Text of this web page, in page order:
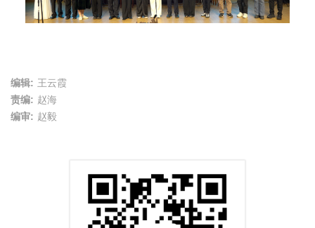
编辑: 王云霞
责编: 赵海
编审: 赵毅